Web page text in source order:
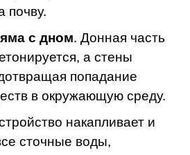
почву.
с дном. Донная часть
а стены
попадание
в окружающую среду.
накапливает и
сточные воды,